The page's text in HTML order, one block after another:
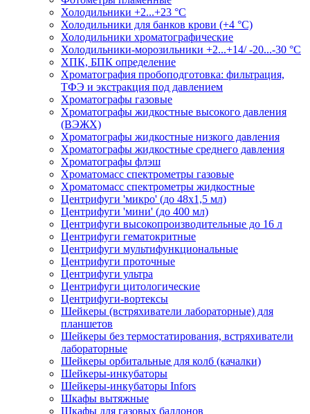
Холодильники +2...+23 °С
Холодильники для банков крови (+4 °С)
Холодильники хроматографические
Холодильники-морозильники +2...+14/ -20...-30 °C
ХПК, БПК определение
Хроматография пробоподготовка: фильтрация,
ТФЭ и экстракция под давлением
Хроматографы газовые
Хроматографы жидкостные высокого давления
(ВЭЖХ)
Хроматографы жидкостные низкого давления
Хроматографы жидкостные среднего давления
Хроматографы флэш
Хроматомасс спектрометры газовые
Хроматомасс спектрометры жидкостные
Центрифуги 'микро' (до 48x1,5 мл)
Центрифуги 'мини' (до 400 мл)
Центрифуги высокопроизводительные до 16 л
Центрифуги гематокритные
Центрифуги мультифункциональные
Центрифуги проточные
Центрифуги ультра
Центрифуги цитологические
Центрифуги-вортексы
Шейкеры (встряхиватели лабораторные) для
планшетов
Шейкеры без термостатирования, встряхиватели
лабораторные
Шейкеры орбитальные для колб (качалки)
Шейкеры-инкубаторы
Шейкеры-инкубаторы Infors
Шкафы вытяжные
Шкафы для газовых баллонов